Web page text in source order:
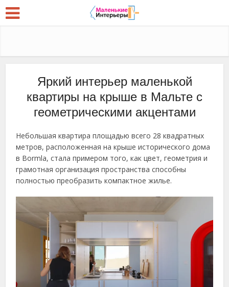
Яркий интерьер маленькой
квартиры на крыше в Мальте с
геометрическими акцентами
Небольшая квартира площадью всего 28 квадратных
метров, расположенная на крыше исторического дома
в Bormla, стала примером того, как цвет, геометрия и
грамотная организация пространства способны
полностью преобразить компактное жилье.